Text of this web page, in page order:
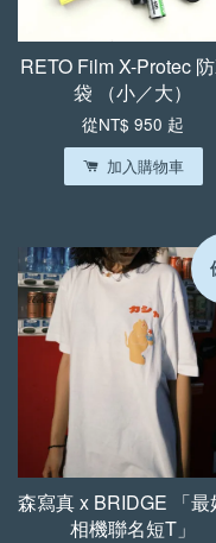
RETO Film X-Protec
袋 （小／大）
從NT$ 950 起
加入購物車
森寫真 x BRIDGE 「最
相機聯名短T」